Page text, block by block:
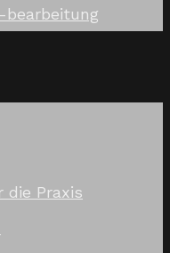
die Praxis